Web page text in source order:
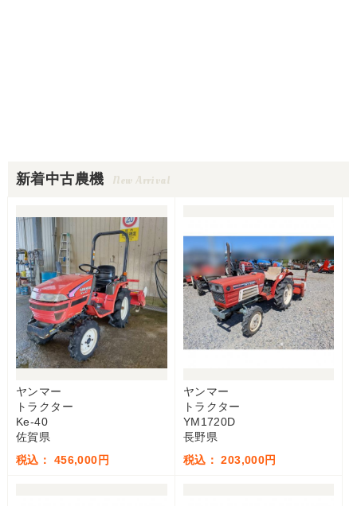
新着中古農機 New Arrival
ヤンマー
トラクター
Ke-40
佐賀県
税込： 456,000円
ヤンマー
トラクター
YM1720D
長野県
税込： 203,000円